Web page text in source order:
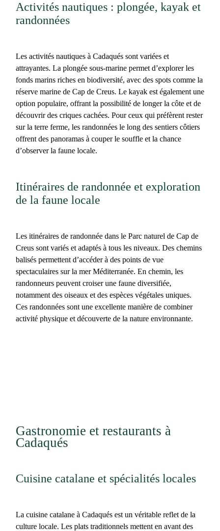
Activités nautiques : plongée, kayak et
randonnées
Les activités nautiques à Cadaqués sont variées et
attrayantes. La plongée sous-marine permet d’explorer les
fonds marins riches en biodiversité, avec des spots comme la
réserve marine de Cap de Creus. Le kayak est également une
option populaire, offrant la possibilité de longer la côte et de
découvrir des criques cachées. Pour ceux qui préfèrent rester
sur la terre ferme, les randonnées le long des sentiers côtiers
offrent des panoramas à couper le souffle et la chance
d’observer la faune locale.
Itinéraires de randonnée et exploration
de la faune locale
Les itinéraires de randonnée dans le Parc naturel de Cap de
Creus sont variés et adaptés à tous les niveaux. Des chemins
balisés permettent d’accéder à des points de vue
spectaculaires sur la mer Méditerranée. En chemin, les
randonneurs peuvent croiser une faune diversifiée,
notamment des oiseaux et des espèces végétales uniques.
Ces randonnées sont une excellente manière de combiner
activité physique et découverte de la nature environnante.
Gastronomie et restaurants à
Cadaqués
Cuisine catalane et spécialités locales
La cuisine catalane à Cadaqués est un véritable reflet de la
culture locale. Les plats traditionnels mettent en avant des